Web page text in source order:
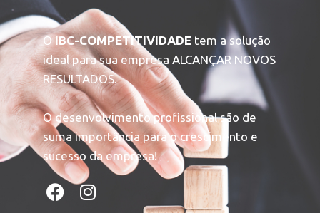
O IBC-COMPETITIVIDADE tem a solução
ideal para sua empresa ALCANÇAR NOVOS
RESULTADOS.
O desenvolvimento profissional são de
suma importância para o crescimento e
sucesso da empresa!